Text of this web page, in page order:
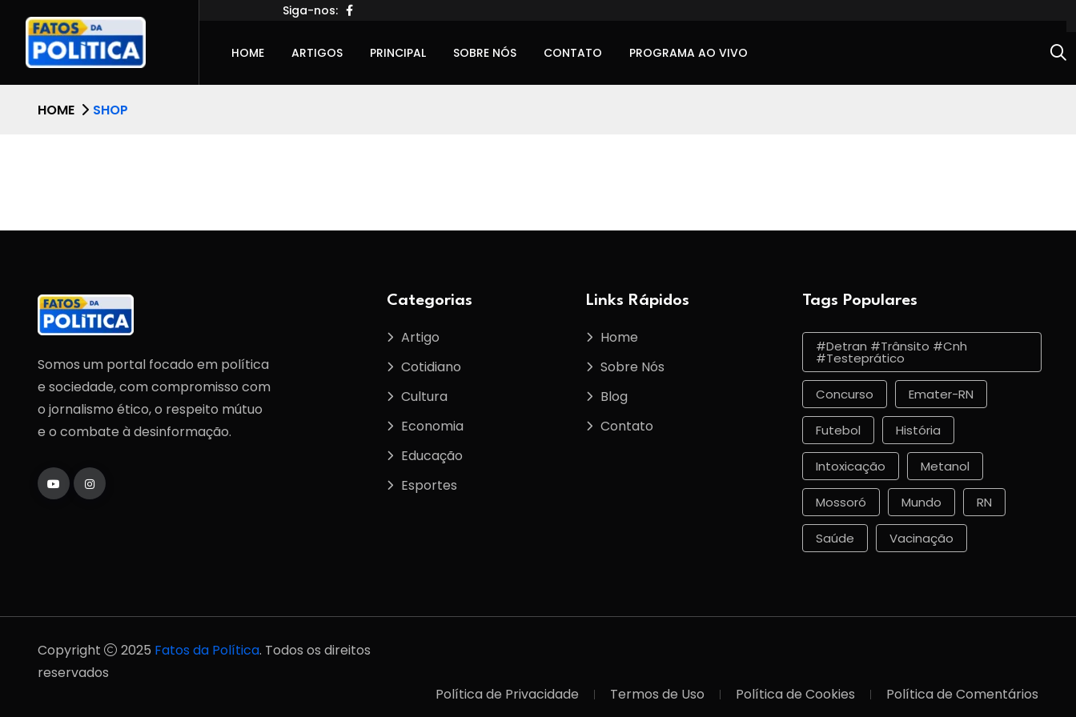
Siga-nos:
HOME ARTIGOS PRINCIPAL SOBRE NÓS CONTATO PROGRAMA AO VIVO
HOME SHOP
Somos um portal focado em política
e sociedade, com compromisso com
o jornalismo ético, o respeito mútuo
e o combate à desinformação.
Categorias
Artigo
Cotidiano
Cultura
Economia
Educação
Esportes
Links Rápidos
Home
Sobre Nós
Blog
Contato
Tags Populares
#detran #trânsito #cnh
#testeprático
Concurso Emater-RN
Futebol História
Intoxicação Metanol
Mossoró Mundo RN
Saúde Vacinação
Copyright 2025 Fatos da Política. Todos os direitos
reservados
Política de Privacidade
Termos de Uso Política de Cookies Política de Comentários